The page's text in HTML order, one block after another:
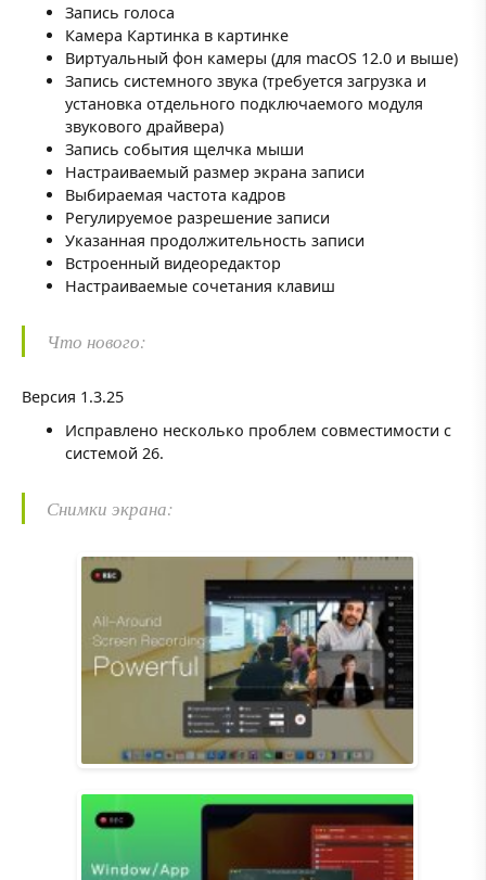
Запись голоса
Камера Картинка в картинке
Виртуальный фон камеры (для macOS 12.0 и выше)
Запись системного звука (требуется загрузка и
установка отдельного подключаемого модуля
звукового драйвера)
Запись события щелчка мыши
Настраиваемый размер экрана записи
Выбираемая частота кадров
Регулируемое разрешение записи
Указанная продолжительность записи
Встроенный видеоредактор
Настраиваемые сочетания клавиш
Что нового:
Версия 1.3.25
Исправлено несколько проблем совместимости с
системой 26.
Снимки экрана: